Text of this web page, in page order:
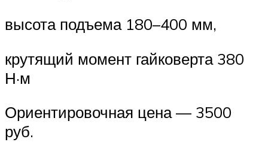
высота подъема 180–400 мм,
крутящий момент гайковерта 380
Н·м
Ориентировочная цена — 3500
руб.